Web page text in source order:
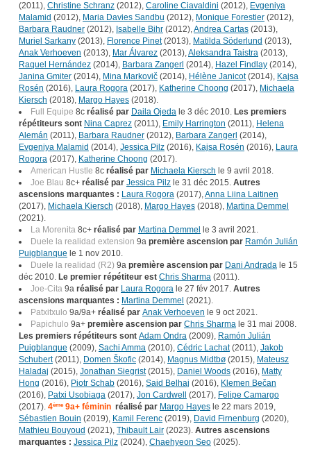
(2011), Christine Schranz (2012), Caroline Ciavaldini (2012), Evgeniya
Malamid (2012), Maria Davies Sandbu (2012), Monique Forestier (2012),
Barbara Raudner (2012), Isabelle Bihr (2012),Andrea Cartas (2013),
Muriel Sarkany (2013), Florence Pinet(2013), Matilda Söderlund (2013),
Anak Verhoeven (2013), Mar Álvarez (2013),Aleksandra Taistra (2013),
Raquel Hernández (2014), Barbara Zangerl (2014), Hazel Findlay (2014),
Janina Gmiter (2014), Mina Markovič (2014), Hélène Janicot(2014), Kajsa
Rosén (2016), Laura Rogora (2017), Katherine Choong (2017), Michaela
Kiersch (2018), Margo Hayes (2018).
Full Equipe 8c réalisé par Daila Ojeda le 3 déc 2010. Les premiers
répétiteurs sont Nina Caprez (2011), Emily Harrington (2011), Helena
Alemán (2011), Barbara Raudner (2012), Barbara Zangerl (2014),
Evgeniya Malamid (2014), Jessica Pilz (2016), Kajsa Rosén (2016), Laura
Rogora (2017), Katherine Choong (2017).
American Hustle 8c réalisé par Michaela Kiersch le 9 avril 2018.
Joe Blau 8c+ réalisé par Jessica Pilz le 31 déc 2015. Autres
ascensions marquantes : Laura Rogora (2017),Anna Liina Laitinen
(2017), Michaela Kiersch (2018), Margo Hayes (2018), Martina Demmel
(2021).
La Morenita 8c+ réalisé par Martina Demmel
le 3 avril 2021.
Duele la realidad extension 9a première ascension par Ramón Julián
Puigblanque le 1 nov 2010.
Duele la realidad (R2) 9a première ascension par Dani Andrada le 15
déc 2010. Le premier répétiteur est Chris Sharma (2011).
Joe-Cita 9a réalisé par Laura Rogora le 27 fév 2017. Autres
ascensions marquantes : Martina Demmel (2021).
Patxitxulo 9a/9a+ réalisé par Anak Verhoeven le 9 oct 2021.
Papichulo 9a+ première ascension par Chris Sharma le 31 mai 2008.
Les premiers répétiteurs sont Adam Ondra (2009), Ramón Julián
Puigblanque (2009), Sachi Amma (2010), Cédric Lachat(2011), Jakob
Schubert(2011), Domen Škofic (2014), Magnus Midtbø (2015), Mateusz
Haladaj (2015), Jonathan Siegrist(2015), Daniel Woods (2016), Matty
Hong (2016), Piotr Schab (2016), Said Belhaj (2016), Klemen Bečan
(2016), Patxi Usobiaga (2017), Jon Cardwell (2017), Felipe Camargo
(2017). 4ème9a+ féminin réalisé par Margo Hayes le 22 mars 2019,
Sébastien Bouin (2019), Kamil Ferenc (2019), David Firnenburg (2020),
Mathieu Bouyoud (2021), Thibault Lair (2023). Autres ascensions
marquantes : Jessica Pilz (2024), Chaehyeon Seo (2025).